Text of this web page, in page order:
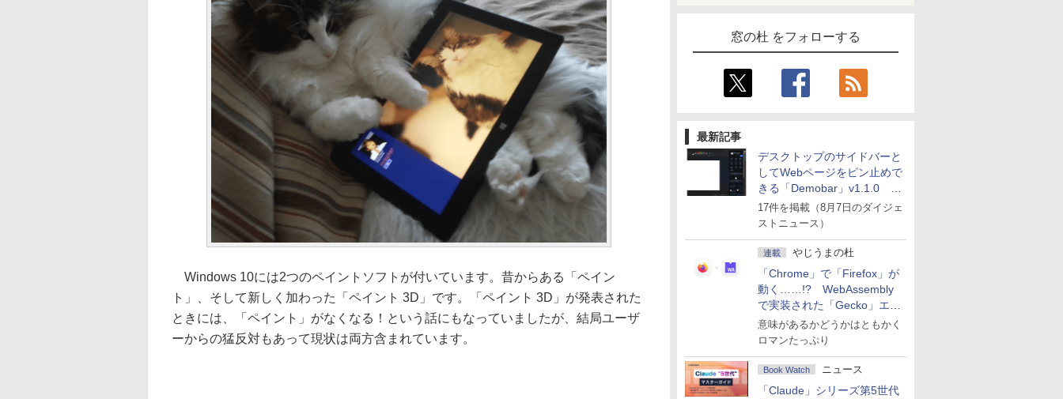
窓の杜 をフォローする
最新記事
デスクトップのサイドバーと
してWebページをピン止めで
きる「Demobar」v1.1.0 ほ
か
17件を掲載（8月7日のダイジェ
ストニュース）
連載 やじうまの杜
「Chrome」で「Firefox」が
動く……!? WebAssembly
で実装された「Gecko」エン
ジン
意味があるかどうかはともかく
ロマンたっぷり
Book Watch ニュース
「Claude」シリーズ第5世代
Windows 10には2つのペイントソフトが付いています。昔からある「ペイン
ト」、そして新しく加わった「ペイント 3D」です。「ペイント 3D」が発表された
ときには、「ペイント」がなくなる！という話にもなっていましたが、結局ユーザ
ーからの猛反対もあって現状は両方含まれています。